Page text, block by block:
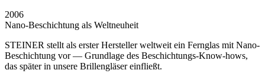
2006
Nano-Beschichtung als Weltneuheit
STEINER stellt als erster Hersteller weltweit ein Fernglas mit Nano-
Beschichtung vor — Grundlage des Beschichtungs-Know-hows,
das später in unsere Brillengläser einfließt.